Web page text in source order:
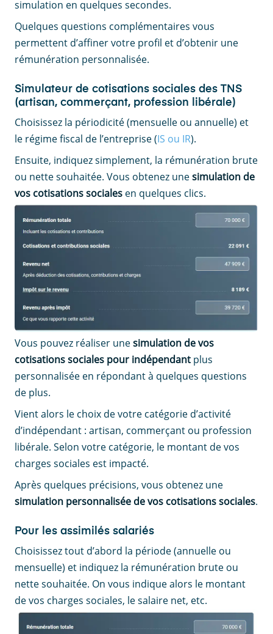
simulation en quelques secondes.
Quelques questions complémentaires vous
permettent d’affiner votre profil et d’obtenir une
rémunération personnalisée.
Simulateur de cotisations sociales des TNS
(artisan, commerçant, profession libérale)
Choisissez la périodicité (mensuelle ou annuelle) et
le régime fiscal de l’entreprise (IS ou IR).
Ensuite, indiquez simplement, la rémunération brute
ou nette souhaitée. Vous obtenez unesimulation de
vos cotisations sociales en quelques clics.
Vous pouvez réaliser unesimulation de vos
cotisations sociales pour indépendant plus
personnalisée en répondant à quelques questions
de plus.
Vient alors le choix de votre catégorie d’activité
d’indépendant : artisan, commerçant ou profession
libérale. Selon votre catégorie, le montant de vos
charges sociales est impacté.
Après quelques précisions, vous obtenez une
simulation personnalisée de vos cotisations sociales.
Pour les assimilés salariés
Choisissez tout d’abord la période (annuelle ou
mensuelle) et indiquez la rémunération brute ou
nette souhaitée. On vous indique alors le montant
de vos charges sociales, le salaire net, etc.